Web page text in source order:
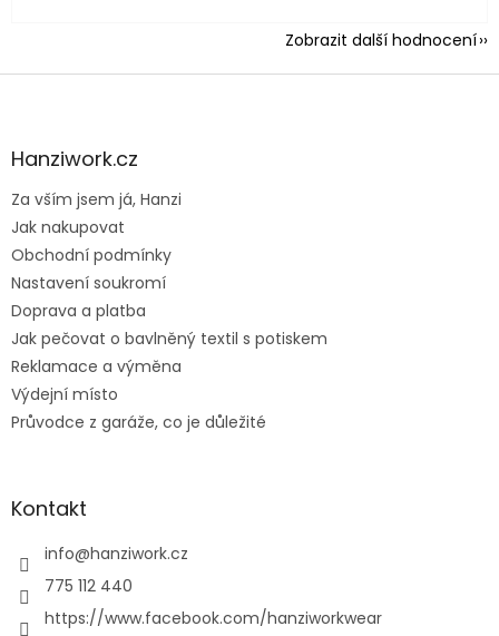
Zobrazit další hodnocení
Z
aHanziwork.cz
Za vším jsem já, Hanzi
Jak nakupovat
Obchodní podmínky
Nastavení soukromí
Doprava a platba
Jak pečovat o bavlněný textil s potiskem
Reklamace a výměna
Výdejní místo
Průvodce z garáže, co je důležité
Kontakt
info@hanziwork.cz
775 112 440
https://www.facebook.com/hanziworkwear